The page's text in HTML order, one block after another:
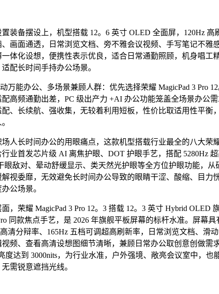
备摆设上，机型搭载 12。6 英寸 OLED 全面屏，120Hz 高
画面通透，日常浏览文档、旁不雅会议视频、手写笔记不雅
体化设想，便携性表示优良，适合日常通勤照顾，机身唱工
配长时间手持办公场景。
办公、多场景兼顾人群：优先选择荣耀 MagicPad 3 Pro 12
高频通勤出差，PC 级出产力 +AI 办公功能笼盖全场景办公
、长续航、强收集，无较着利用短板，性价比取适用性平衡
长时间办公的用眼痛点，这款机型搭载行业最全的八大荣
业首发芯片级 AI 离焦护眼、DOT 护眼手艺，搭配 5280Hz
眼敌对、晕动舒缓显示、类天然光护眼等全方位护眼功能，从
视委靡，无效避免长时间办公导致的眼睛干涩、酸缩、目力
公场景。
荣耀 MagicPad 3 Pro 12。3 搭载 12。3 英寸 Hybrid OLED
同款焦点手艺，是 2026 年旗舰平板屏幕的标杆水准。屏幕具
高清分辩率、165Hz 五档可调超高刷新率，日常浏览文档、滑
频、查看高清设想图细节清晰，兼顾日常办公取创意创做需
度达到 3000nits，为行业水准，户外强境、敞亮会议室中，也
需锐意遮挡光线。